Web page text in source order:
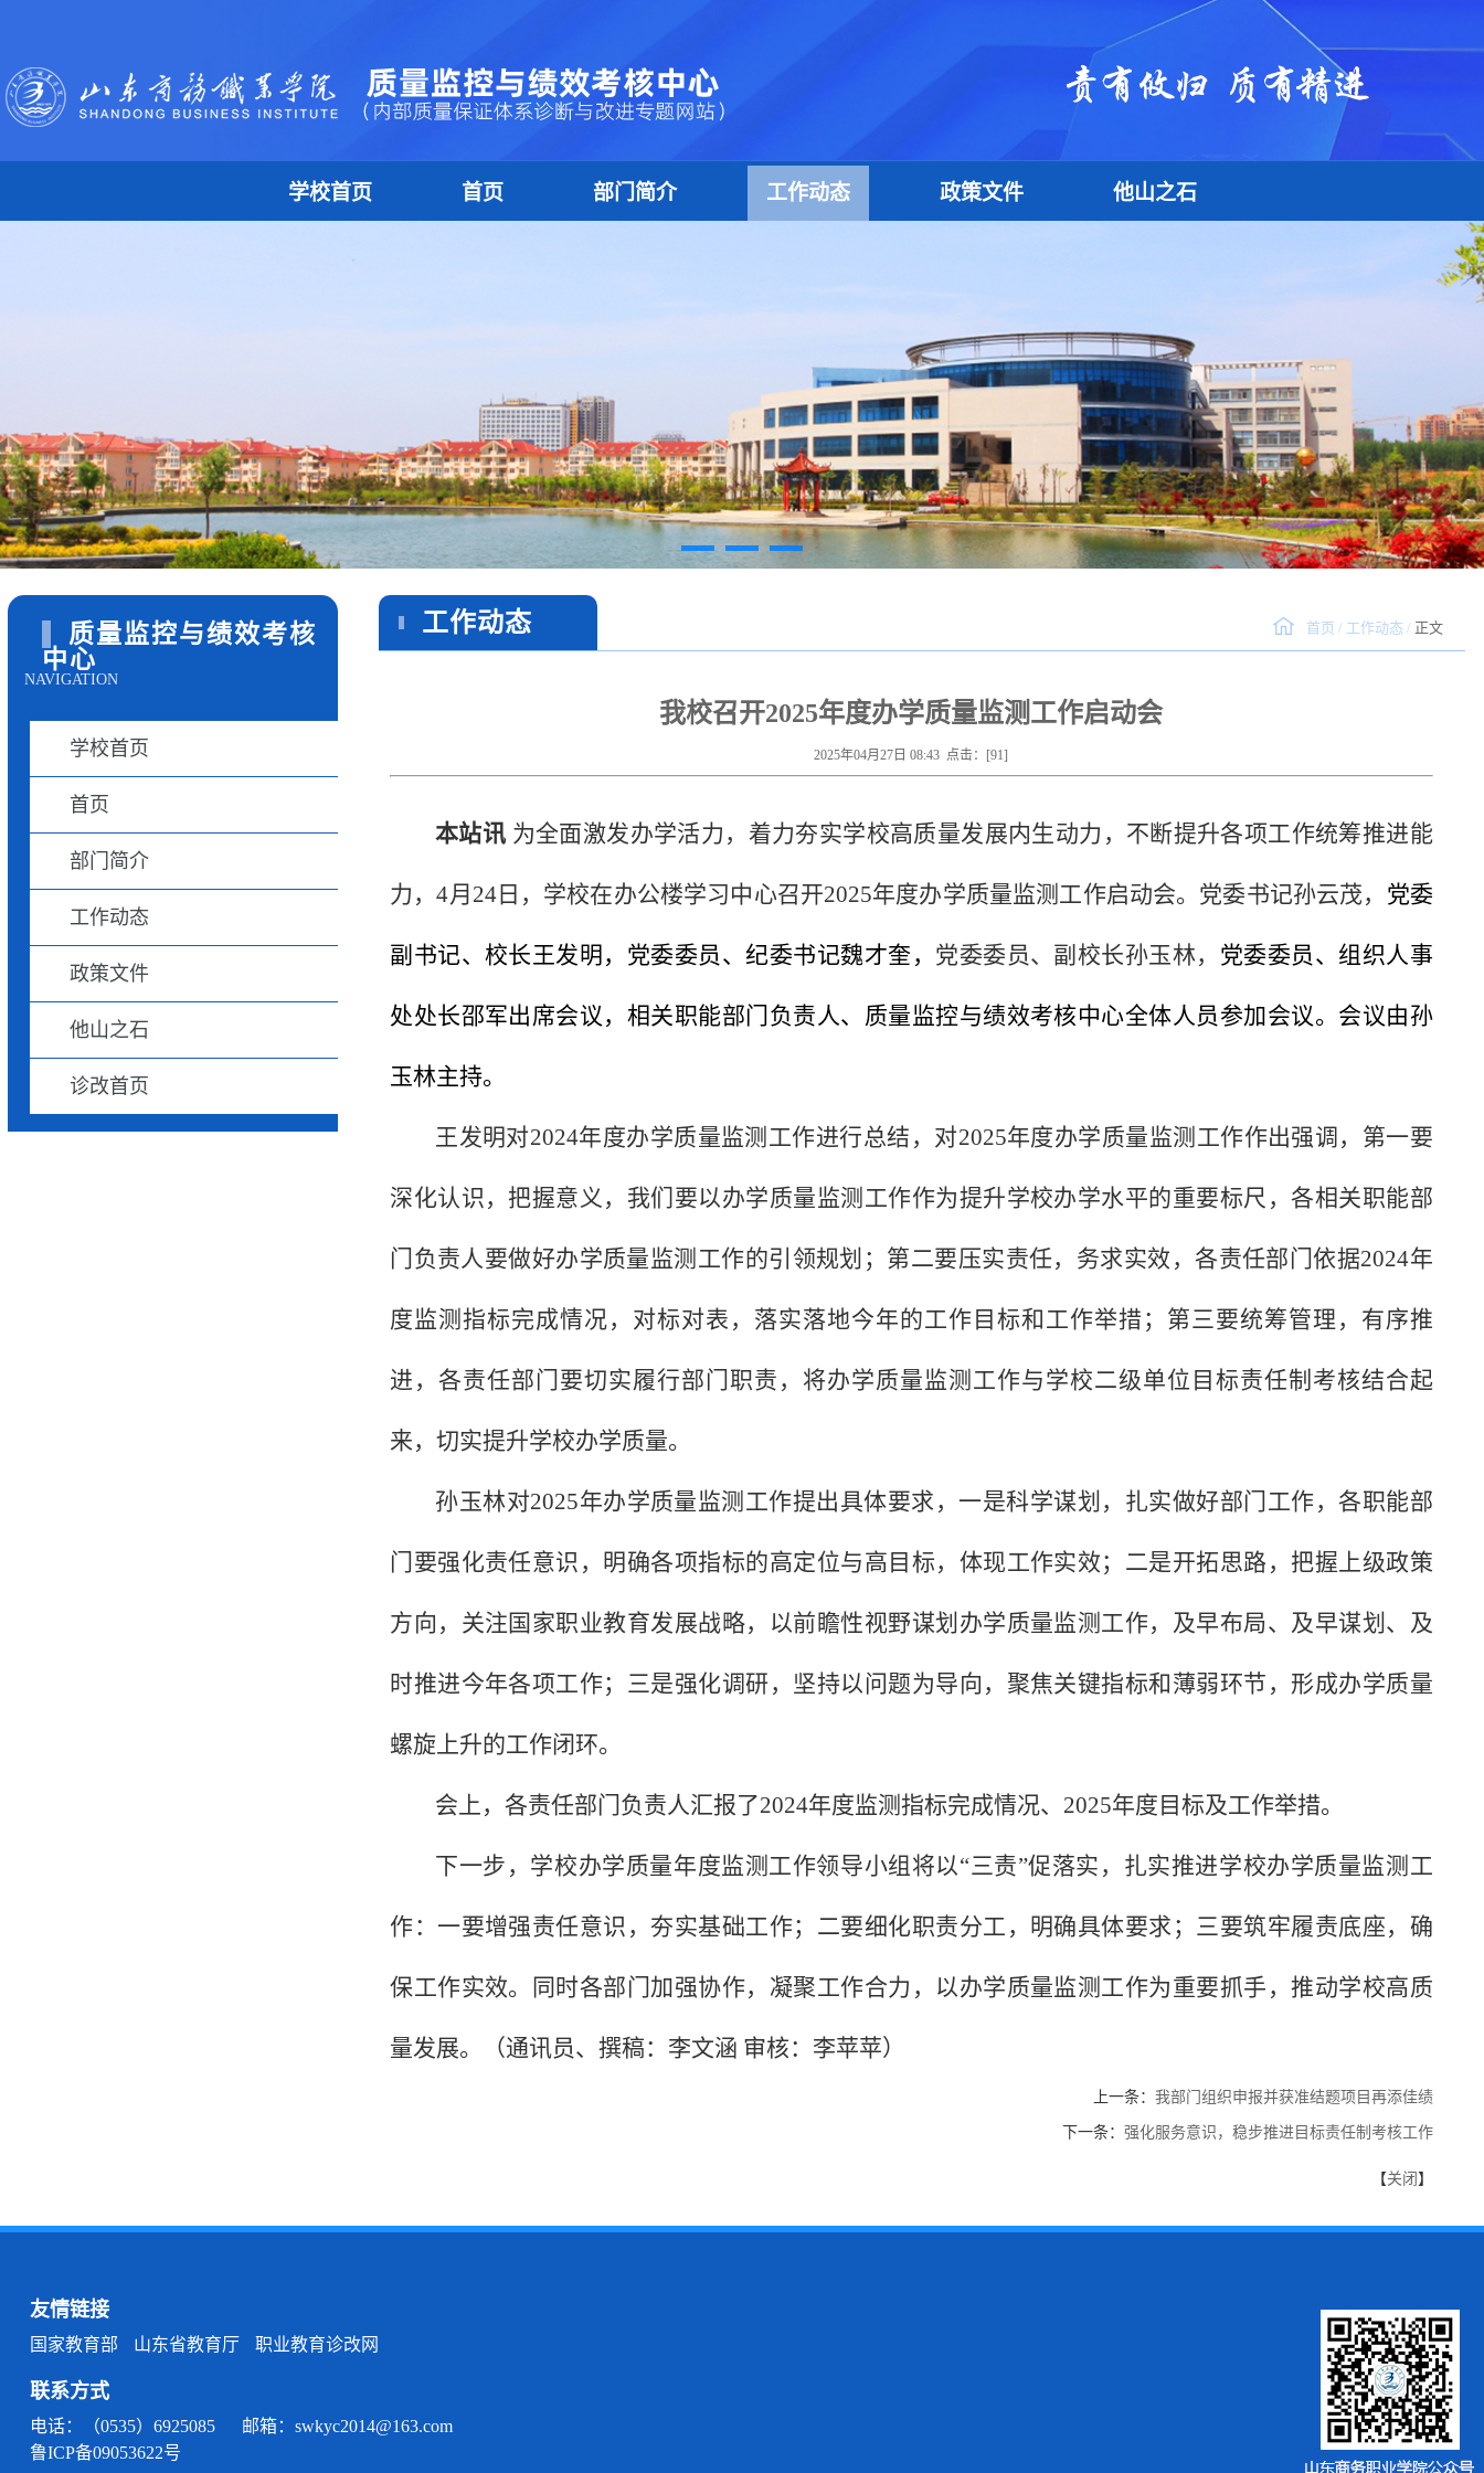
学校首页 首页 部门简介 工作动态 政策文件 他山之石
质量监控与绩效考核
中心
NAVIGATION
学校首页
首页
部门简介
工作动态
政策文件
他山之石
诊改首页
工作动态 首页 / 工作动态 / 正文
我校召开2025年度办学质量监测工作启动会
2025年04月27日 08:43 点击：[91]
本站讯 为全面激发办学活力，着力夯实学校高质量发展内生动力，不断提升各项工作统筹推进能
力，4月24日，学校在办公楼学习中心召开2025年度办学质量监测工作启动会。党委书记孙云茂， 党委
副书记、校长王发明，党委委员、纪委书记魏才奎， 党委委员、副校长孙玉林， 党委委员、组织人事
处处长邵军出席会议，相关职能部门负责人、质量监控与绩效考核中心全体人员参加会议。会议由孙
玉林主持。
王发明对2024年度办学质量监测工作进行总结，对2025年度办学质量监测工作作出强调，第一要
深化认识，把握意义，我们要以办学质量监测工作作为提升学校办学水平的重要标尺，各相关职能部
门负责人要做好办学质量监测工作的引领规划；第二要压实责任，务求实效，各责任部门依据2024年
度监测指标完成情况，对标对表，落实落地今年的工作目标和工作举措；第三要统筹管理，有序推
进，各责任部门要切实履行部门职责，将办学质量监测工作与学校二级单位目标责任制考核结合起
来，切实提升学校办学质量。
孙玉林对2025年办学质量监测工作提出具体要求，一是科学谋划，扎实做好部门工作，各职能部
门要强化责任意识，明确各项指标的高定位与高目标，体现工作实效；二是开拓思路，把握上级政策
方向，关注国家职业教育发展战略，以前瞻性视野谋划办学质量监测工作，及早布局、及早谋划、及
时推进今年各项工作；三是强化调研，坚持以问题为导向，聚焦关键指标和薄弱环节，形成办学质量
螺旋上升的工作闭环。
会上，各责任部门负责人汇报了2024年度监测指标完成情况、 2025年度目标及工作举措。
下一步，学校办学质量年度监测工作领导小组将以“三责”促落实，扎实推进学校办学质量监测工
作：一要增强责任意识，夯实基础工作；二要细化职责分工，明确具体要求；三要筑牢履责底座，确
保工作实效。同时各部门加强协作，凝聚工作合力，以办学质量监测工作为重要抓手，推动学校高质
量发展。 （通讯员、撰稿：李文涵 审核：李苹苹）
上一条： 我部门组织申报并获准结题项目再添佳绩
下一条： 强化服务意识，稳步推进目标责任制考核工作
【关闭】
友情链接
国家教育部 山东省教育厅 职业教育诊改网
联系方式
电话：（0535）6925085 邮箱：swkyc2014@163.com
鲁ICP备09053622号